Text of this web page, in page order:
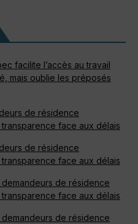
facilite l’accès au travail
mais oublie les préposés
de résidence
face aux délais
de résidence
face aux délais
demandeurs de résidence
face aux délais
demandeurs de résidence